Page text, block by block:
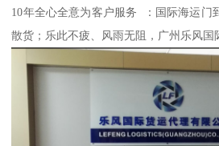
10年全心全意为客户服务 ：国际海运门
散货；乐此不疲、风雨无阻，广州乐风国